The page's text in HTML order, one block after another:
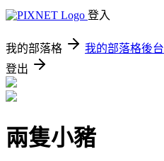
登入
我的部落格 我的部落格後台
登出
兩隻小豬